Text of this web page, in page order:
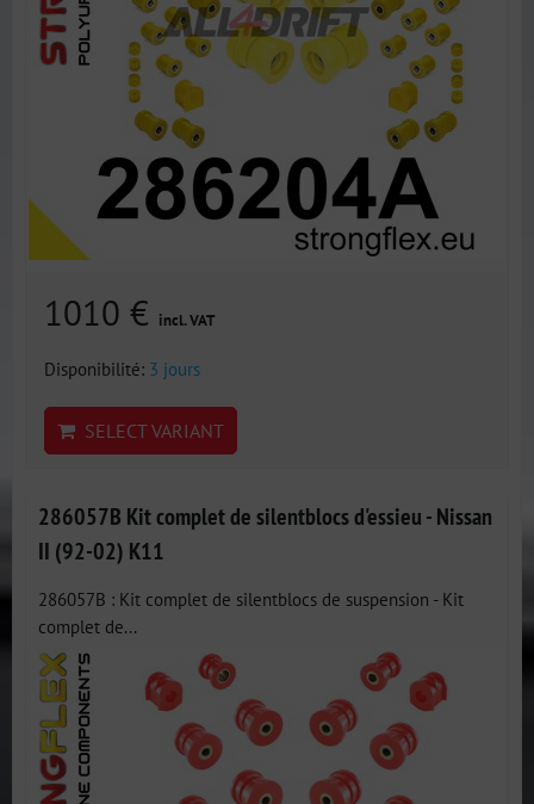
1010 € incl. VAT
Disponibilité: 3 jours
SELECT VARIANT
286057B Kit complet de silentblocs d'essieu - Nissan
II (92-02) K11
286057B : Kit complet de silentblocs de suspension - Kit
complet de...